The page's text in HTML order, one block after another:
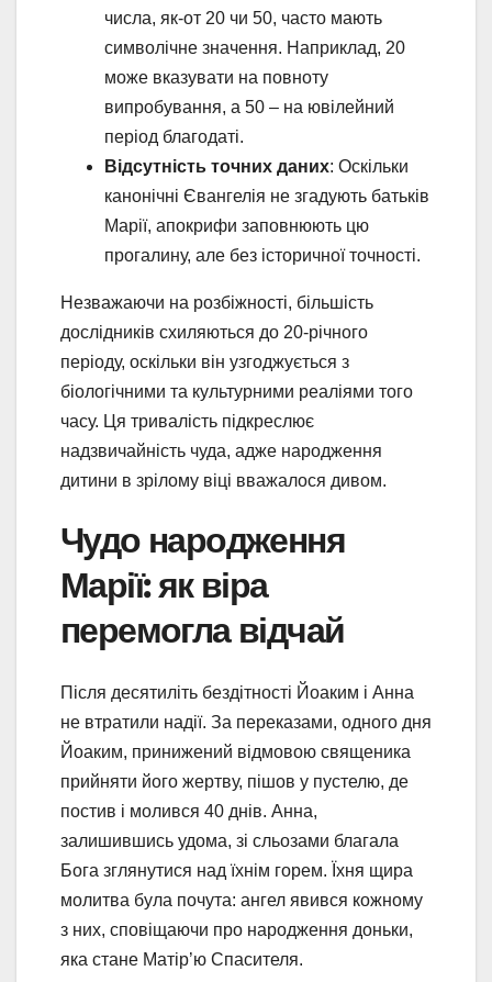
числа, як-от 20 чи 50, часто мають
символічне значення. Наприклад, 20
може вказувати на повноту
випробування, а 50 – на ювілейний
період благодаті.
Відсутність точних даних: Оскільки
канонічні Євангелія не згадують батьків
Марії, апокрифи заповнюють цю
прогалину, але без історичної точності.
Незважаючи на розбіжності, більшість
дослідників схиляються до 20-річного
періоду, оскільки він узгоджується з
біологічними та культурними реаліями того
часу. Ця тривалість підкреслює
надзвичайність чуда, адже народження
дитини в зрілому віці вважалося дивом.
Чудо народження
Марії: як віра
перемогла відчай
Після десятиліть бездітності Йоаким і Анна
не втратили надії. За переказами, одного дня
Йоаким, принижений відмовою священика
прийняти його жертву, пішов у пустелю, де
постив і молився 40 днів. Анна,
залишившись удома, зі сльозами благала
Бога зглянутися над їхнім горем. Їхня щира
молитва була почута: ангел явився кожному
з них, сповіщаючи про народження доньки,
яка стане Матір’ю Спасителя.